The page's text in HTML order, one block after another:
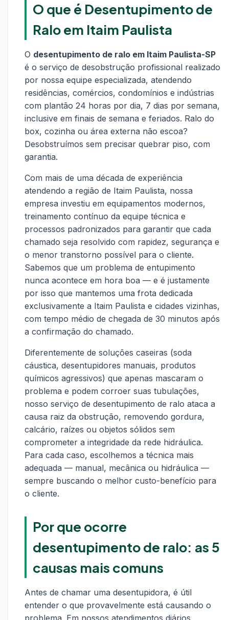
O que é Desentupimento de
Ralo em Itaim Paulista
O desentupimento de ralo em Itaim Paulista-SP
é o serviço de desobstrução profissional realizado
por nossa equipe especializada, atendendo
residências, comércios, condomínios e indústrias
com plantão 24 horas por dia, 7 dias por semana,
inclusive em finais de semana e feriados. Ralo do
box, cozinha ou área externa não escoa?
Desobstruímos sem precisar quebrar piso, com
garantia.
Com mais de uma década de experiência
atendendo a região de Itaim Paulista, nossa
empresa investiu em equipamentos modernos,
treinamento contínuo da equipe técnica e
processos padronizados para garantir que cada
chamado seja resolvido com rapidez, segurança e
o menor transtorno possível para o cliente.
Sabemos que um problema de entupimento
nunca acontece em hora boa — e é justamente
por isso que mantemos uma frota dedicada
exclusivamente a Itaim Paulista e cidades vizinhas,
com tempo médio de chegada de 30 minutos após
a confirmação do chamado.
Diferentemente de soluções caseiras (soda
cáustica, desentupidores manuais, produtos
químicos agressivos) que apenas mascaram o
problema e podem corroer suas tubulações,
nosso serviço de desentupimento de ralo ataca a
causa raiz da obstrução, removendo gordura,
calcário, raízes ou objetos sólidos sem
comprometer a integridade da rede hidráulica.
Para cada caso, escolhemos a técnica mais
adequada — manual, mecânica ou hidráulica —
sempre buscando o melhor custo-benefício para
o cliente.
Por que ocorre
desentupimento de ralo: as 5
causas mais comuns
Antes de chamar uma desentupidora, é útil
entender o que provavelmente está causando o
problema. Em nossos atendimentos diários,